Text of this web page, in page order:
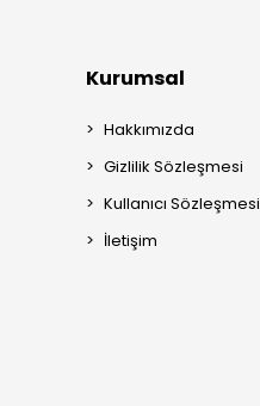
Kurumsal
Hakkımızda
Gizlilik Sözleşmesi
Kullanıcı Sözleşmesi
İletişim